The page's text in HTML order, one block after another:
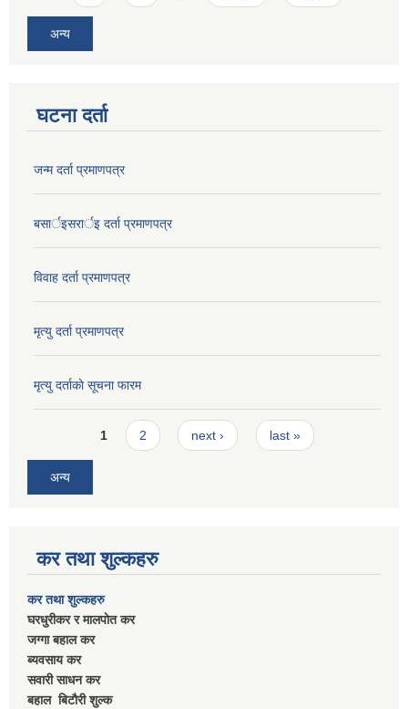
अन्य
घटना दर्ता
जन्म दर्ता प्रमाणपत्र
बसार्इसरार्इ दर्ता प्रमाणपत्र
विवाह दर्ता प्रमाणपत्र
मृत्यु दर्ता प्रमाणपत्र
मृत्यु दर्ताकाे सूचना फारम
Pages1 2 next › last »
अन्य
कर तथा शुल्कहरु
कर तथा शुल्कहरु
घरधुरीकर र मालपाेत कर
जग्गा बहाल कर
ब्यवसाय कर
सवारी साधन कर
बहाल बिटाैरी शुल्क